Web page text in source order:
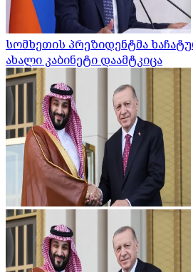
სომხეთის პრეზიდენტმა
ახალი კაბინეტი დაამტკიცა